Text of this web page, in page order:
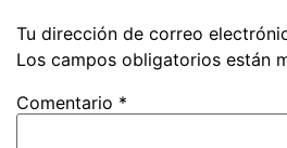
Tu dirección de correo
Los campos obligatorios están
Comentario *